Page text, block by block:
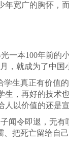
宽广的胸怀，
一本100年前的
，就成为了中
生真正有价值
，再好的技术
以价值的还是
闻令即退，无
把死亡留给自